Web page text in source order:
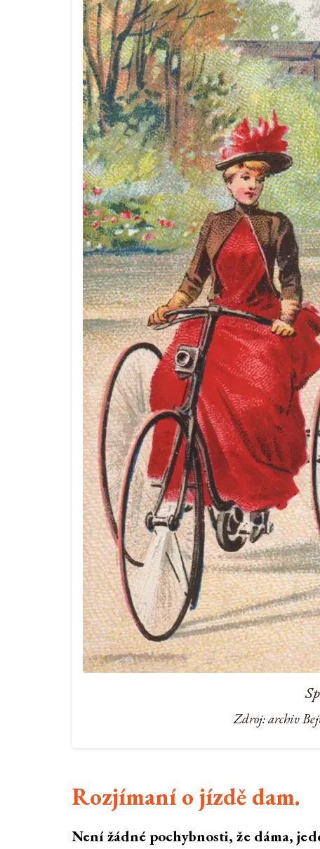
Zdroj: archiv
Rozjímaní o jízdě dam.
Není žádné pochybnosti, že dáma,